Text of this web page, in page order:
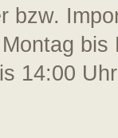
bzw.
14:00